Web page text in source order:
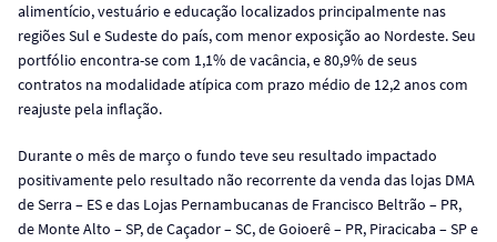
alimentício, vestuário e educação localizados principalmente nas
regiões Sul e Sudeste do país, com menor exposição ao Nordeste. Seu
portfólio encontra-se com 1,1% de vacância, e 80,9% de seus
contratos na modalidade atípica com prazo médio de 12,2 anos com
reajuste pela inflação.
Durante o mês de março o fundo teve seu resultado impactado
positivamente pelo resultado não recorrente da venda das lojas DMA
de Serra – ES e das Lojas Pernambucanas de Francisco Beltrão – PR,
de Monte Alto – SP, de Caçador – SC, de Goioerê – PR, Piracicaba – SP e